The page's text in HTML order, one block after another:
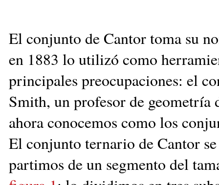
El conjunto de Cantor toma su
en 1883 lo utilizó como
principales preocupaciones: el
Smith, un profesor de
ahora conocemos como los
El conjunto ternario de Cantor
partimos de un segmento del